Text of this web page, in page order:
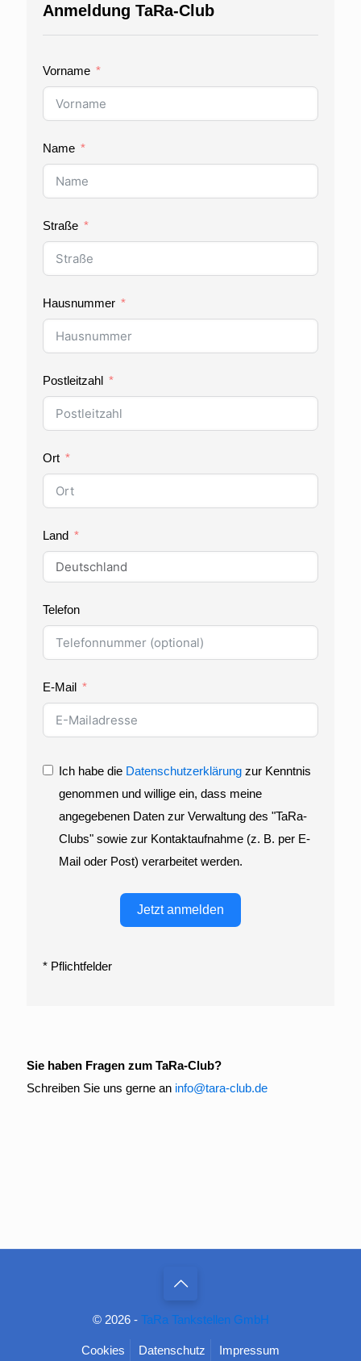
Anmeldung TaRa-Club
Vorname
Name
Straße
Hausnummer
Postleitzahl
Ort
Land
Telefon
E-Mail
Ich habe die Datenschutzerklärung zur Kenntnis
genommen und willige ein, dass meine
angegebenen Daten zur Verwaltung des "TaRa-
Clubs" sowie zur Kontaktaufnahme (z. B. per E-
Mail oder Post) verarbeitet werden.
Jetzt anmelden
* Pflichtfelder
Sie haben Fragen zum TaRa-Club?
Schreiben Sie uns gerne an info@tara-club.de
© 2026 - TaRa Tankstellen GmbH
Cookies Datenschutz Impressum